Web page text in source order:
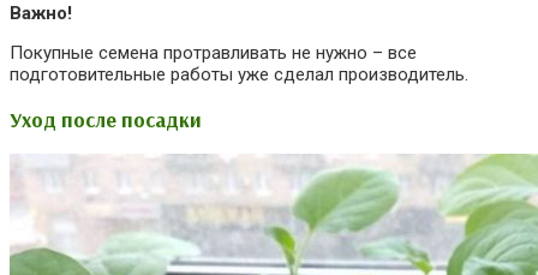
Важно!
Покупные семена протравливать не нужно – все
подготовительные работы уже сделал производитель.
Уход после посадки